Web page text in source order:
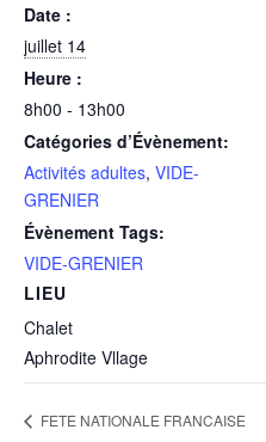
Date :
juillet 14
Heure :
8h00 - 13h00
Catégories d’Évènement:
Activités adultes, VIDE-
GRENIER
Évènement Tags:
VIDE-GRENIER
LIEU
Chalet
Aphrodite Vllage
FETE NATIONALE FRANCAISE